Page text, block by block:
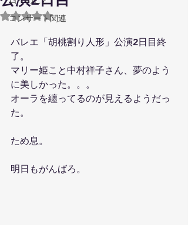
コンサート関連
5つ星のうちNaNと評価されています。
バレエ「胡桃割り人形」公演2日目終
了。
マリー姫こと中村祥子さん、夢のよう
に美しかった。。。
オーラを纏ってるのが見えるようだっ
た。
ため息。
明日もがんばろ。